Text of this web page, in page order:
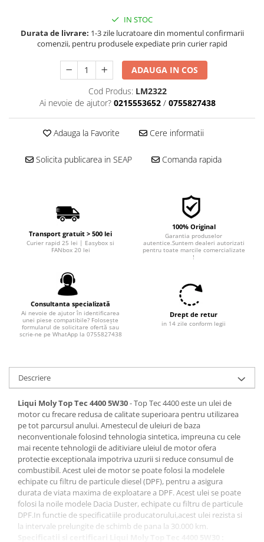
■ Filtre combustibil
■ Filtre habitaclu
■ Filtre hidraulice
■ Filtre uscator
■ Filtre aditivi
■ Filtre epurator
Filtre agent racire
Accesorii filtre
Filtre combustibil
Filtre habitaclu
Filtre uscator
Filtre hidraulice
Placute frana
Discuri frana
Saboti frana
Senzori uzura placute
Tamburi frana
Cablu frana de mana
Suport etrier
Electrice
Bujii incandescente
Distributie
Kit distributie
IN STOC
Durata de livrare: 1-3 zile lucratoare din momentul confirmarii
comenzii, pentru produsele expediate prin curier rapid
ADAUGA IN COS
Cod Produs: LM2322
Ai nevoie de ajutor? 0215553652 / 0755827438
Adauga la Favorite Cere informatii
Solicita publicarea in SEAP Comanda rapida
Transport gratuit > 500 lei
Curier rapid 25 lei | Easybox si
FANbox 20 lei
100% Original
Garantia produselor
autentice.Suntem dealeri autorizati
pentru toate marcile comercializate
!
Consultanta specializată
Ai nevoie de ajutor în identificarea
unei piese compatibile? Folosește
formularul de solicitare ofertă sau
scrie-ne pe WhatApp la 0755827438
Drept de retur
in 14 zile conform legii
Descriere
Liqui Moly Top Tec 4400 5W30- Top Tec 4400 este un ulei de
motor cu frecare redusa de calitate superioara pentru utilizarea
pe tot parcursul anului. Amestecul de uleiuri de baza
neconventionale folosind tehnologia sintetica, impreuna cu cele
mai recente tehnologii de aditiviare uleiul de motor ofera
protectie exceptionala impotriva uzurii si reduce consumul de
combustibil. Acest ulei de motor se poate folosi la modelele
echipate cu filtru de particule diesel (DPF), pentru a asigura
durata de viata maxima de exploatare a DPF. Acest ulei se poate
folosi la noile modele Dacia Duster, echipate cu filtru de particule
DPF.In functie de specificatiile producatorului,acest ulei rezista si
la intervale prelungite de schimb de pana la 30.000 km.